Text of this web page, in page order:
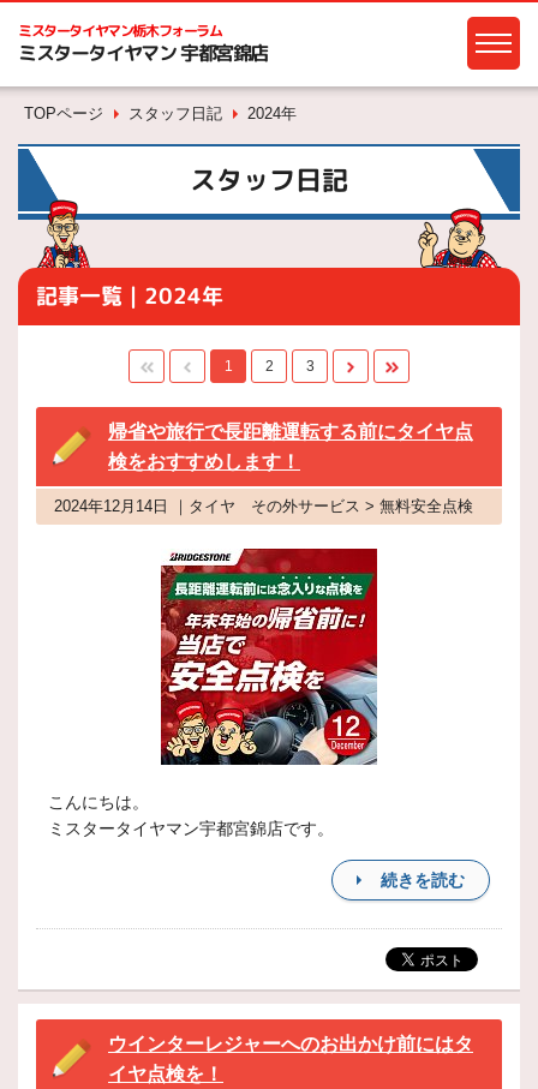
ミスタータイヤマン栃木フォーラム
ミスタータイヤマン 宇都宮錦店
TOPページ スタッフ日記 2024年
スタッフ日記
記事一覧｜2024年
1 2 3
帰省や旅行で長距離運転する前にタイヤ点
検をおすすめします！
2024年12月14日 ｜タイヤ その外サービス > 無料安全点検
こんにちは。
ミスタータイヤマン宇都宮錦店です。
続きを読む
ウインターレジャーへのお出かけ前にはタ
イヤ点検を！